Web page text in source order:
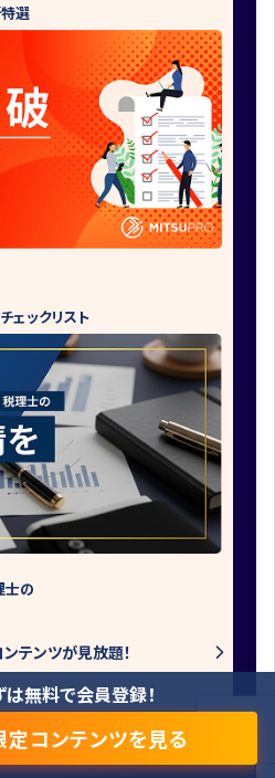
は無料で会員登録！
コンテンツを見る
選
ェックリスト
士の
テンツが見放題！